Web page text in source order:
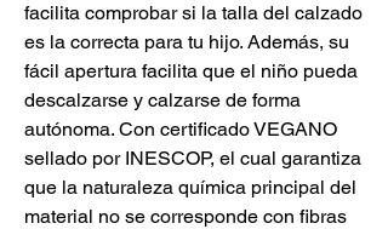
facilita comprobar si la talla del calzado
es la correcta para tu hijo. Además, su
fácil apertura facilita que el niño pueda
descalzarse y calzarse de forma
autónoma. Con certificado VEGANO
sellado por INESCOP, el cual garantiza
que la naturaleza química principal del
material no se corresponde con fibras